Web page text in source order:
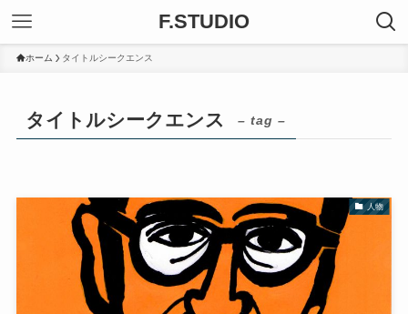
F.STUDIO
ホーム タイトルシークエンス
タイトルシークエンス – tag –
人物